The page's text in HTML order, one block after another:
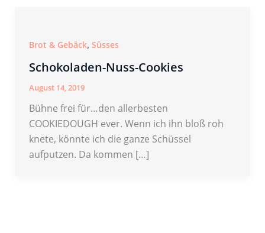
Brot & Gebäck, Süsses
Schokoladen-Nuss-Cookies
August 14, 2019
Bühne frei für…den allerbesten
COOKIEDOUGH ever. Wenn ich ihn bloß roh
knete, könnte ich die ganze Schüssel
aufputzen. Da kommen […]